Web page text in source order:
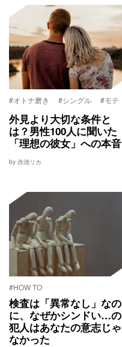
#オトナ磨き #シングル #モテ
外見より大切な条件と
は？男性100人に聞いた
「理想の彼女」への本音
by 赤池リカ
#HOW TO
検査は「異常なし」なの
に、なぜかシンドい…の
犯人はあなたの意志じゃ
なかった